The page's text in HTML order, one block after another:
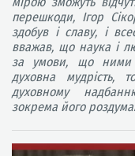
перешкоди, Ігор
здобув і славу, і
вважав, що наука і
за умови, що ними
духовна мудрість,
духовному
зокрема його